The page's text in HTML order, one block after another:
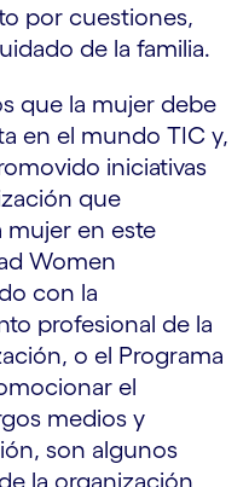
por cuestiones,
de la familia.
que la mujer debe
en el mundo TIC y,
iniciativas
que
mujer en este
Women
con la
profesional de la
o el Programa
el
medios y
son algunos
la organización